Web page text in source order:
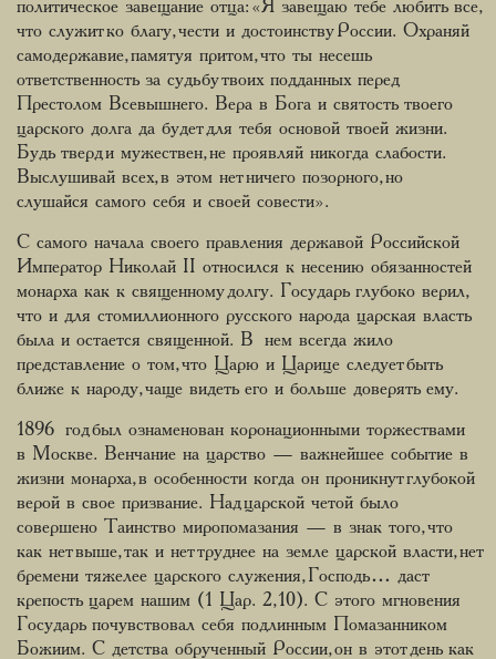
политическое завещание отца: «Я завещаю тебе любить все,
что служит ко благу, чести и достоинству России. Охраняй
самодержавие, памятуя притом, что ты несешь
ответственность за судьбу твоих подданных перед
Престолом Всевышнего. Вера в Бога и святость твоего
царского долга да будет для тебя основой твоей жизни.
Будь тверд и мужествен, не проявляй никогда слабости.
Выслушивай всех, в этом нет ничего позорного, но
слушайся самого себя и своей совести».
С самого начала своего правления державой Российской
Император Николай II относился к несению обязанностей
монарха как к священному долгу. Государь глубоко верил,
что и для стомиллионного русского народа царская власть
была и остается священной. В нем всегда жило
представление о том, что Царю и Царице следует быть
ближе к народу, чаще видеть его и больше доверять ему.
1896 год был ознаменован коронационными торжествами
в Москве. Венчание на царство — важнейшее событие в
жизни монарха, в особенности когда он проникнут глубокой
верой в свое призвание. Над царской четой было
совершено Таинство миропомазания — в знак того, что
как нет выше, так и нет труднее на земле царской власти, нет
бремени тяжелее царского служения, Господь… даст
крепость царем нашим (1 Цар. 2,10). С этого мгновения
Государь почувствовал себя подлинным Помазанником
Божиим. С детства обрученный России, он в этот день как